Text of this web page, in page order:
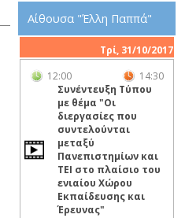
Αίθουσα "Έλλη Παππά"
Τρί, 31/10/2017
12:00
14:30
Συνέντευξη Τύπου
με θέμα "Oι
διεργασίες που
συντελούνται
μεταξύ
Πανεπιστημίων και
ΤΕΙ στο πλαίσιο του
ενιαίου Χώρου
Εκπαίδευσης και
Έρευνας"